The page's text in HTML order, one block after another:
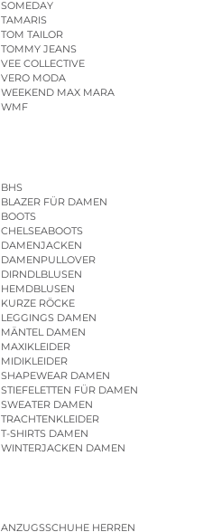
SOMEDAY
TAMARIS
TOM TAILOR
TOMMY JEANS
VEE COLLECTIVE
VERO MODA
WEEKEND MAX MARA
WMF
BHS
BLAZER FÜR DAMEN
BOOTS
CHELSEABOOTS
DAMENJACKEN
DAMENPULLOVER
DIRNDLBLUSEN
HEMDBLUSEN
KURZE RÖCKE
LEGGINGS DAMEN
MÄNTEL DAMEN
MAXIKLEIDER
MIDIKLEIDER
SHAPEWEAR DAMEN
STIEFELETTEN FÜR DAMEN
SWEATER DAMEN
TRACHTENKLEIDER
T-SHIRTS DAMEN
WINTERJACKEN DAMEN
ANZUGSSCHUHE HERREN